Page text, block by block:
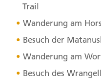
Trail
Wanderung am
Besuch der
Wanderung am
Besuch des